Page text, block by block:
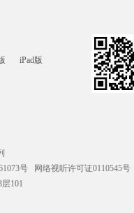
iPad版
号
网络视听许可证0110545号
101